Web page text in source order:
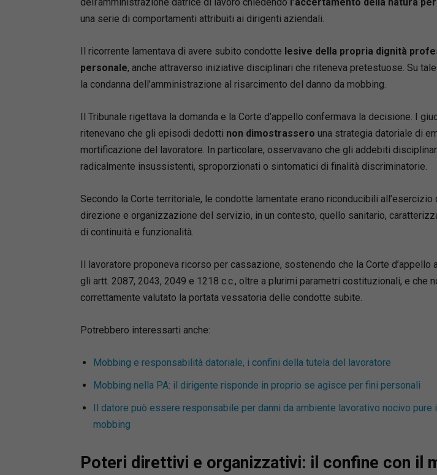
prov- vedimenti di licenziamento.
sentenza dellaCorte costituzionale 7/2024
pronunciata sulla disciplina dei
prevista dal Jobs Act, ed affronta criticità e
a distanza di circa un anno dalla Riforma,
facile comprensione degli argomenti
recente giurisprudenza.
Completa il volume un praticoFormulario
editabile e stampabile.
Manuela Rinaldi
Marsica, è professore a contratto di
salute e sicurezza sul lavoro” e “Diritto del
pubblico e privato” presso diversi atenei.
una serie di comportamenti attribuiti ai dirigenti aziendali.
Il ricorrente lamentava di avere subito condotte lesive della propria dignità
personale, anche attraverso iniziative disciplinari che riteneva pretestuose. Su
la condanna dell’amministrazione al risarcimento del danno da mobbing.
Il Tribunale rigettava la domanda e la Corte d’appello confermava la decisione. I
ritenevano che gli episodi dedotti non dimostrassero una strategia datoriale di
mortificazione del lavoratore. In particolare, osservavano che gli addebiti
radicalmente insussistenti, sproporzionati o sintomatici di finalità discriminatorie.
Secondo la Corte territoriale, le condotte lamentate erano riconducibili all’esercizio
direzione e organizzazione del servizio, in un contesto, quello sanitario,
di continuità e funzionalità.
Il lavoratore proponeva ricorso per cassazione, sostenendo che la Corte d’appello
gli artt. 2087, 2043, 2049 e 1218 c.c., oltre a plurimi parametri costituzionali, e che
correttamente valutato la portata vessatoria delle condotte subite.
Potrebbero interessarti anche:
Mobbing e responsabilità datoriale, i confini della tutela del lavoratore
Mobbing nella PA: il dirigente risponde in proprio se agisce per fini personali
Il datore può essere responsabile per danni da ambiente lavorativo nocivo pure
mobbing
Poteri direttivi e organizzativi: il confine con il